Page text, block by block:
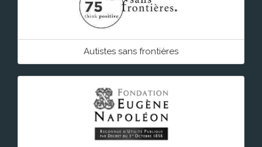
Autistes sans frontières